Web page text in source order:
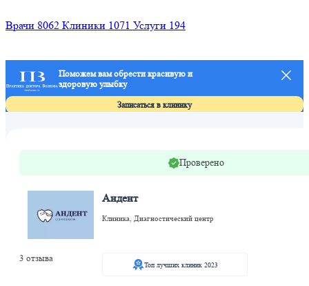
Врачи 8062 Клиники 1071 Услуги 194
Поможем вам обрести красивую и
здоровую улыбку
Записаться в клинику
Проверено
Андент
Клиника, Диагностический центр
3 отзыва
Топ лучших клиник 2023